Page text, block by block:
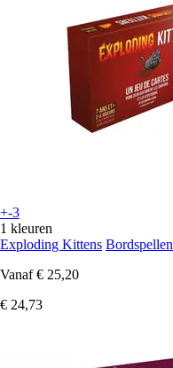
+-3
1 kleuren
Exploding Kittens Bordspellen
Vanaf € 25,20
€ 24,73